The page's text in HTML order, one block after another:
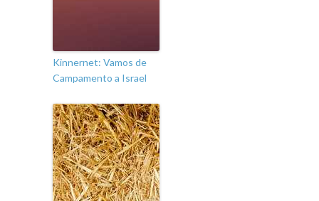
Kinnernet: Vamos de
Campamento a Israel